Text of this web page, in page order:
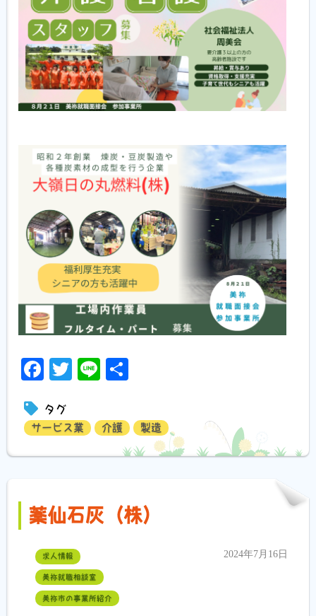
Facebook
Twitter
Line
タグ
サービス業 介護 製造
薬仙石灰（株）
求人情報
美祢就職相談室
美祢市の事業所紹介
2024年7月16日